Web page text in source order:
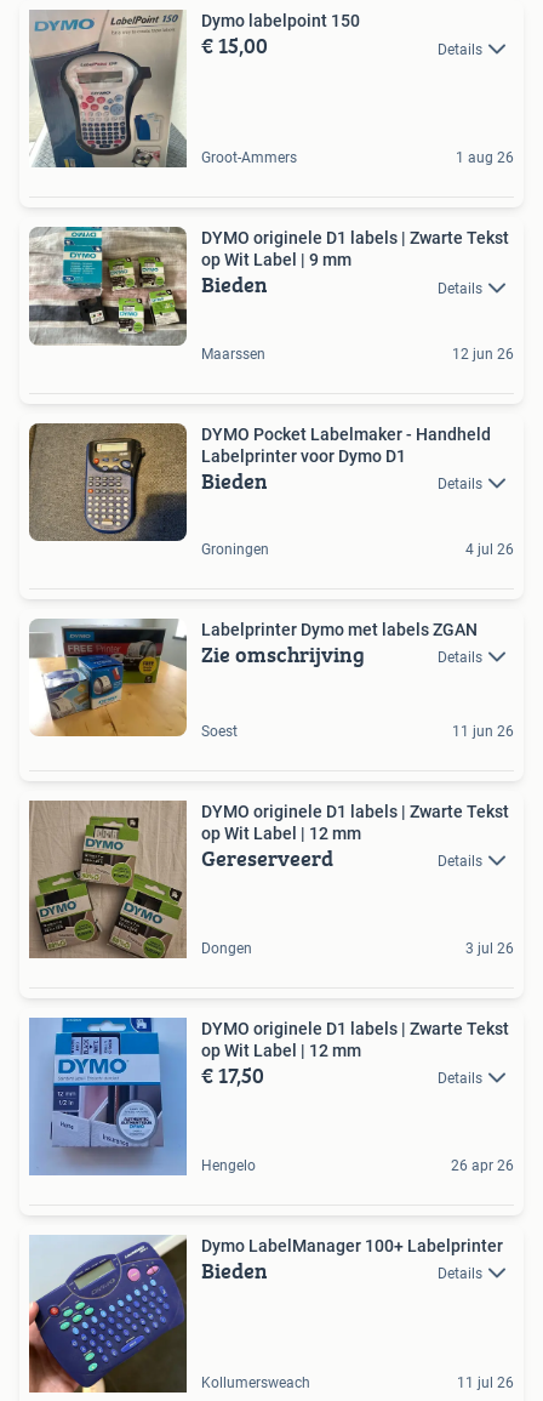
Dymo labelpoint 150
€ 15,00 Details
Groot-Ammers 1 aug 26
DYMO originele D1 labels | Zwarte Tekst
op Wit Label | 9 mm
Bieden Details
Maarssen 12 jun 26
DYMO Pocket Labelmaker - Handheld
Labelprinter voor Dymo D1
Bieden Details
Groningen 4 jul 26
Labelprinter Dymo met labels ZGAN
Zie omschrijving Details
Soest 11 jun 26
DYMO originele D1 labels | Zwarte Tekst
op Wit Label | 12 mm
Gereserveerd Details
Dongen 3 jul 26
DYMO originele D1 labels | Zwarte Tekst
op Wit Label | 12 mm
€ 17,50 Details
Hengelo 26 apr 26
Dymo LabelManager 100+ Labelprinter
Bieden Details
Kollumersweach 11 jul 26